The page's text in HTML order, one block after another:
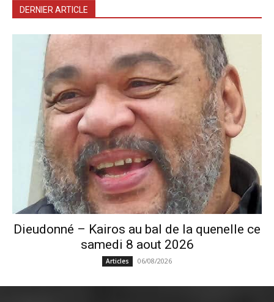
DERNIER ARTICLE
Dieudonné – Kairos au bal de la quenelle ce
samedi 8 aout 2026
Articles 06/08/2026